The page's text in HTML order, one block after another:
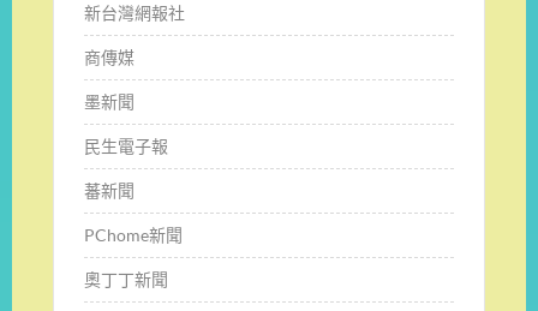
新台灣網報社
商傳媒
墨新聞
民生電子報
蕃新聞
PChome新聞
奧丁丁新聞